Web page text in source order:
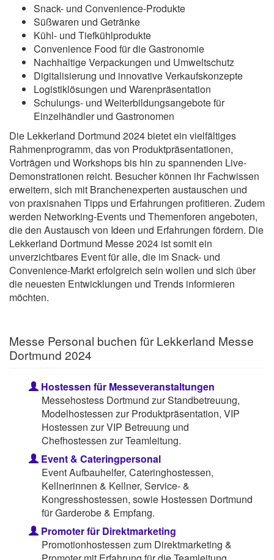
Snack- und Convenience-Produkte
Süßwaren und Getränke
Kühl- und Tiefkühlprodukte
Convenience Food für die Gastronomie
Nachhaltige Verpackungen und Umweltschutz
Digitalisierung und innovative Verkaufskonzepte
Logistiklösungen und Warenpräsentation
Schulungs- und Weiterbildungsangebote für
Einzelhändler und Gastronomen
Die Lekkerland Dortmund 2024 bietet ein vielfältiges
Rahmenprogramm, das von Produktpräsentationen,
Vorträgen und Workshops bis hin zu spannenden Live-
Demonstrationen reicht. Besucher können ihr Fachwissen
erweitern, sich mit Branchenexperten austauschen und
von praxisnahen Tipps und Erfahrungen profitieren. Zudem
werden Networking-Events und Themenforen angeboten,
die den Austausch von Ideen und Erfahrungen fördern. Die
Lekkerland Dortmund Messe 2024 ist somit ein
unverzichtbares Event für alle, die im Snack- und
Convenience-Markt erfolgreich sein wollen und sich über
die neuesten Entwicklungen und Trends informieren
möchten.
Messe Personal buchen für Lekkerland Messe
Dortmund 2024
Hostessen für Messeveranstaltungen
Messehostess Dortmund zur Standbetreuung,
Modelhostessen zur Produktpräsentation, VIP
Hostessen zur VIP Betreuung und
Chefhostessen zur Teamleitung.
Event & Cateringpersonal
Event Aufbauhelfer, Cateringhostessen,
Kellnerinnen & Kellner, Service- &
Kongresshostessen, sowie Hostessen Dortmund
für Garderobe & Empfang.
Promoter für Direktmarketing
Promotionhostessen zum Direktmarketing &